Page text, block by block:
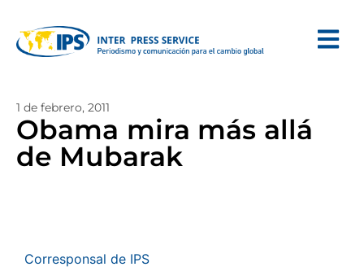
1 de febrero, 2011
Obama mira más allá
de Mubarak
Corresponsal de IPS